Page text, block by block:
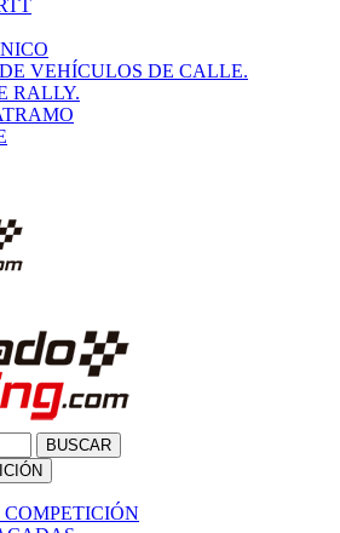
VEHÍCULOS DE CALLE.
RALLY.
BUSCAR